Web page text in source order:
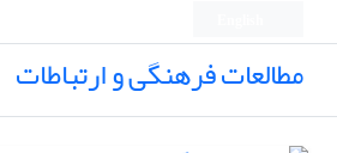
مطالعات فرهنگی و ارتباطات